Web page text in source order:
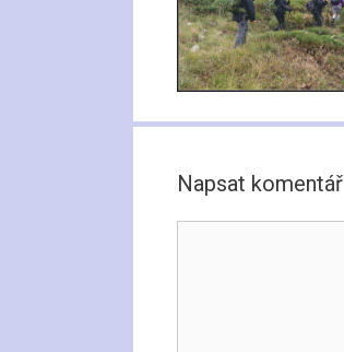
Napsat komentář